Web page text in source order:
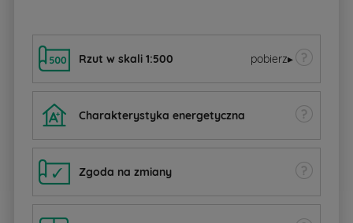
Rzut w skali 1:500 pobierz▸
Charakterystyka energetyczna
Zgoda na zmiany